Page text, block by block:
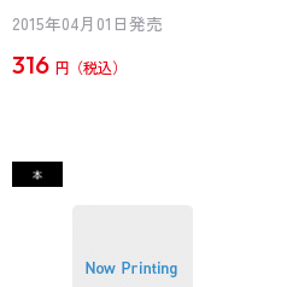
2015年04月01日発売
316 円